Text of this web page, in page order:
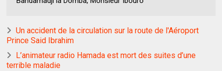
Un accident de la circulation sur la route de l'Aéroport
Prince Said Ibrahim
L’animateur radio Hamada est mort des suites d’une
terrible maladie